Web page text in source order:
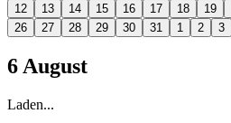
12
13 14 15 16 17 18 19
26
27 28 29 30 31 1 2 3
6 August
Laden...